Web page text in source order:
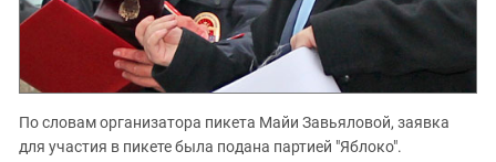
По словам организатора пикета Майи Завьяловой, заявка
для участия в пикете была подана партией "Яблоко".